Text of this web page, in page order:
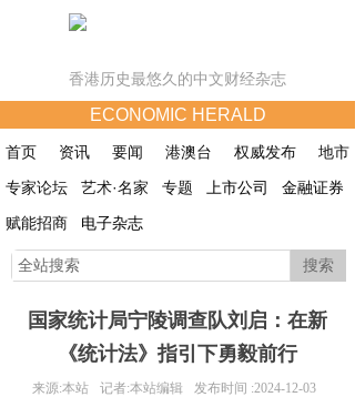
首页 资讯 要闻 港澳台 权威发布
地市
专家论坛
艺术·名家 专题 上市公司
金融证券
赋能招商
电子杂志
ECONOMIC HERALD
香港历史最悠久的中文财经杂志
搜索
国家统计局宁陵调查队刘启：在新
《统计法》指引下勇毅前行
来源:本站 记者:本站编辑 发布时间 :2024-12-03